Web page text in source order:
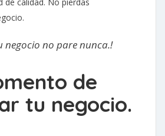
negocio no pare nunca.!
de
tu negocio.